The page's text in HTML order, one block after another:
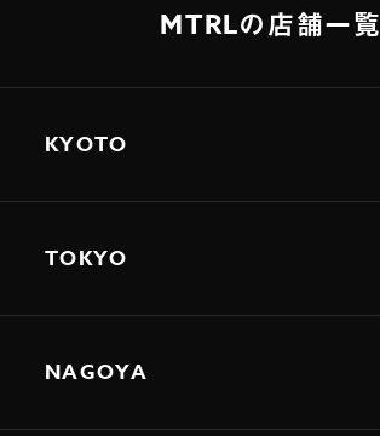
MTRLの店舗一覧
KYOTO
TOKYO
NAGOYA